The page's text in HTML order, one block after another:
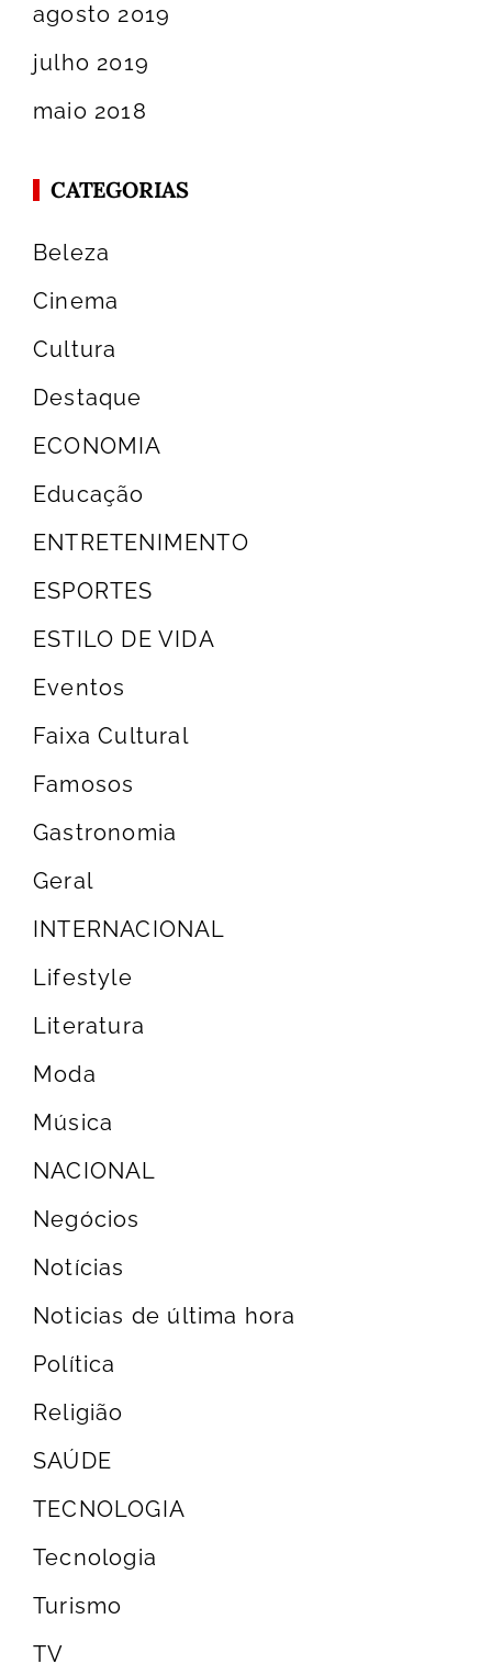
agosto 2019
julho 2019
maio 2018
CATEGORIAS
Beleza
Cinema
Cultura
Destaque
ECONOMIA
Educação
ENTRETENIMENTO
ESPORTES
ESTILO DE VIDA
Eventos
Faixa Cultural
Famosos
Gastronomia
Geral
INTERNACIONAL
Lifestyle
Literatura
Moda
Música
NACIONAL
Negócios
Notícias
Noticias de última hora
Política
Religião
SAÚDE
TECNOLOGIA
Tecnologia
Turismo
TV